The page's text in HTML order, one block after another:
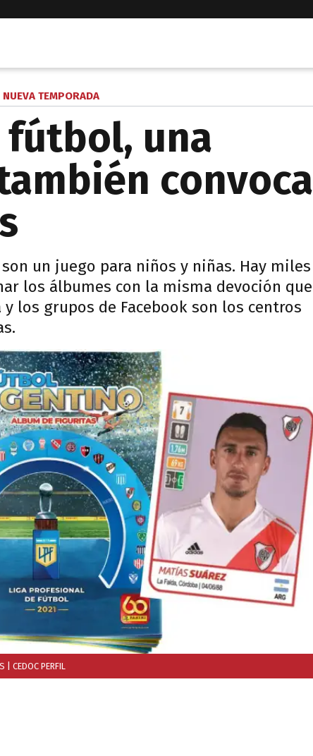
NUEVA TEMPORADA
fútbol, una
convoca
un juego para niños y niñas. Hay miles
los álbumes con la misma devoción que
y los grupos de Facebook son los centros
| CEDOC PERFIL